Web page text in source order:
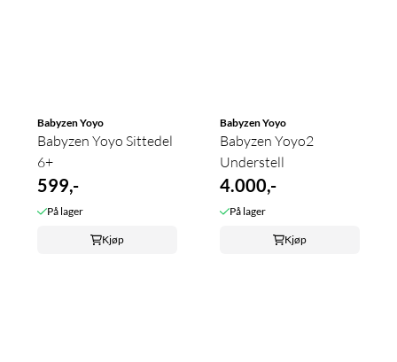
Babyzen Yoyo
Babyzen Yoyo Sittedel
6+
599,-
På lager
Kjøp
Babyzen Yoyo
Babyzen Yoyo2
Understell
4.000,-
På lager
Kjøp